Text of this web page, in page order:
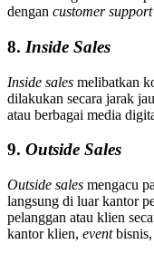
dengan customer support
8. Inside Sales
Inside sales melibatkan
dilakukan secara jarak
atau berbagai media
9. Outside Sales
Outside sales mengacu
langsung di luar kantor
pelanggan atau klien
kantor klien, eventbisnis,